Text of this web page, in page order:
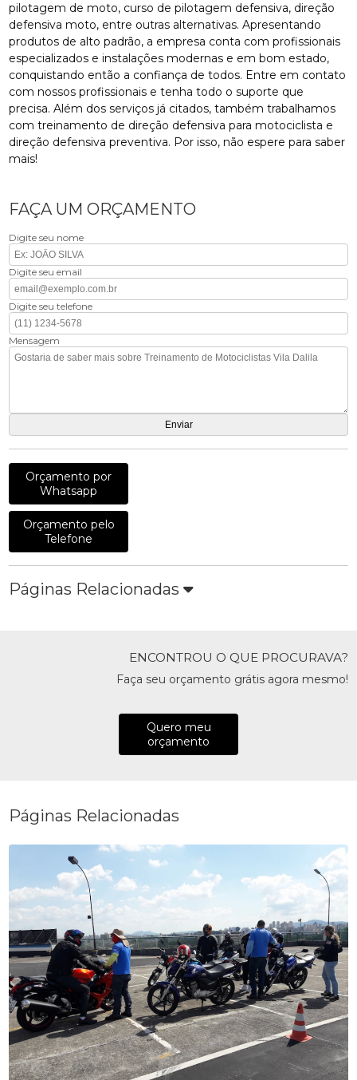
pilotagem de moto, curso de pilotagem defensiva, direção
defensiva moto, entre outras alternativas. Apresentando
produtos de alto padrão, a empresa conta com profissionais
especializados e instalações modernas e em bom estado,
conquistando então a confiança de todos. Entre em contato
com nossos profissionais e tenha todo o suporte que
precisa. Além dos serviços já citados, também trabalhamos
com treinamento de direção defensiva para motociclista e
direção defensiva preventiva. Por isso, não espere para saber
mais!
FAÇA UM ORÇAMENTO
Digite seu nome
Digite seu email
Digite seu telefone
Mensagem
Orçamento por
Whatsapp
Orçamento pelo
Telefone
Páginas Relacionadas
ENCONTROU O QUE PROCURAVA?
Faça seu orçamento grátis agora mesmo!
Quero meu
orçamento
Páginas Relacionadas